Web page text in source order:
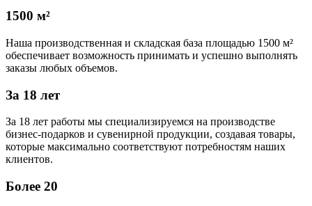
1500 м²
Наша производственная и складская база площадью 1500 м²
обеспечивает возможность принимать и успешно выполнять
заказы любых объемов.
За 18 лет
За 18 лет работы мы специализируемся на производстве
бизнес-подарков и сувенирной продукции, создавая товары,
которые максимально соответствуют потребностям наших
клиентов.
Более 20